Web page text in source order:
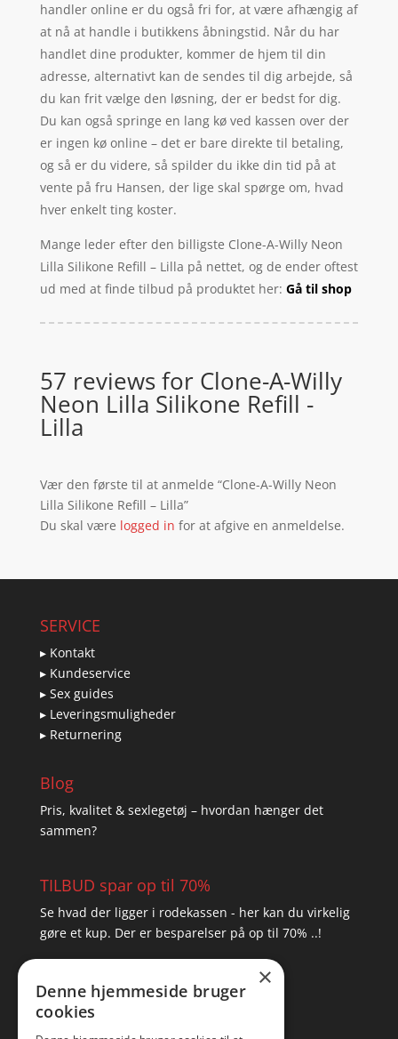
handler online er du også fri for, at være afhængig af
at nå at handle i butikkens åbningstid. Når du har
handlet dine produkter, kommer de hjem til din
adresse, alternativt kan de sendes til dig arbejde, så
du kan frit vælge den løsning, der er bedst for dig.
Du kan også springe en lang kø ved kassen over der
er ingen kø online – det er bare direkte til betaling,
og så er du videre, så spilder du ikke din tid på at
vente på fru Hansen, der lige skal spørge om, hvad
hver enkelt ting koster.
Mange leder efter den billigste Clone-A-Willy Neon
Lilla Silikone Refill – Lilla på nettet, og de ender oftest
ud med at finde tilbud på produktet her: Gå til shop
57 reviews for Clone-A-Willy
Neon Lilla Silikone Refill -
Lilla
Vær den første til at anmelde “Clone-A-Willy Neon
Lilla Silikone Refill – Lilla”
Du skal være logged in for at afgive en anmeldelse.
SERVICE
▸ Kontakt
▸ Kundeservice
▸ Sex guides
▸ Leveringsmuligheder
▸ Returnering
Blog
Pris, kvalitet & sexlegetøj – hvordan hænger det
sammen?
TILBUD spar op til 70%
Se hvad der ligger i rodekassen - her kan du virkelig
gøre et kup. Der er besparelser på op til 70% ..!
×
Denne hjemmeside bruger
cookies